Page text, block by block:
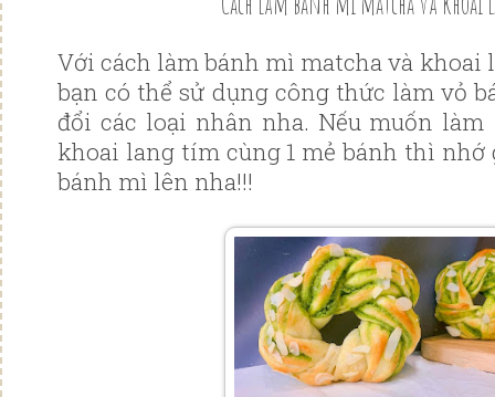
Với cách làm bánh mì matcha và khoai
bạn có thể sử dụng công thức làm vỏ
đổi các loại nhân nha. Nếu muốn
khoai lang tím cùng 1 mẻ bánh thì nhớ
bánh mì lên nha!!!